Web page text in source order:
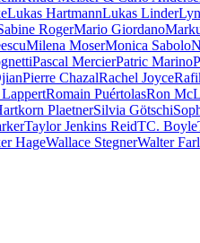
Lukas HartmannLukas Linder
RogerMario Giordano
Milena MoserMonica Sabolo
Pascal MercierPatric Marino
Pierre ChazalRachel Joyce
Romain PuértolasRon
PlaetnerSilvia Götschi
Taylor Jenkins ReidTC. Boyle
HageWallace StegnerWalter